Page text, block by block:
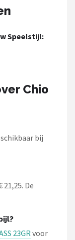
Speelstijl:
Chio
bij
De
23GRvoor